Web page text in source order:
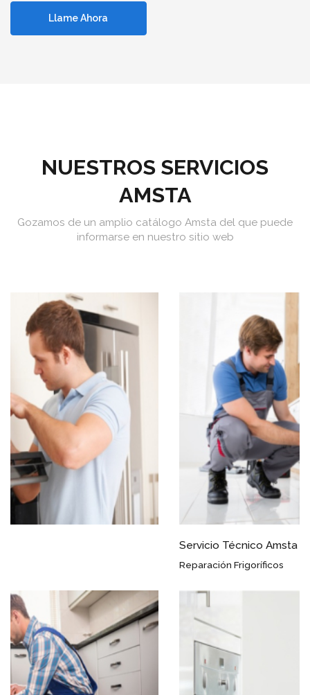
Llame Ahora
NUESTROS SERVICIOS
AMSTA
Gozamos de un amplio catálogo Amsta del que puede
informarse en nuestro sitio web